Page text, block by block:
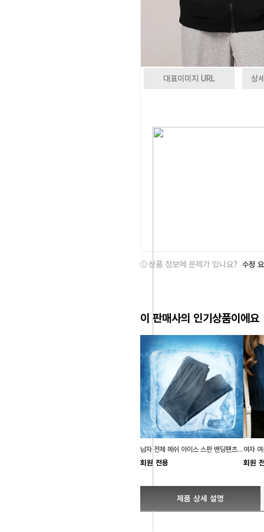
대표이미지 URL 상
상품 정보에 문제가 있나요? 수정
이 판매사의 인기상품이에요
남자 전체 메쉬 아이스 스판 밴딩팬츠 쿨바지 짐웨어
회원 전용 회원
제품 상세 설명